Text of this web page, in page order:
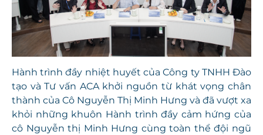
Hành trình đầy nhiệt huyết của Công ty TNHH Đào
tạo và Tư vấn ACA khởi nguồn từ khát vọng chân
thành của Cô Nguyễn Thị Minh Hưng và đã vượt xa
khỏi những khuôn Hành trình đầy cảm hứng của
cô Nguyễn thị Minh Hưng cùng toàn thể đội ngũ